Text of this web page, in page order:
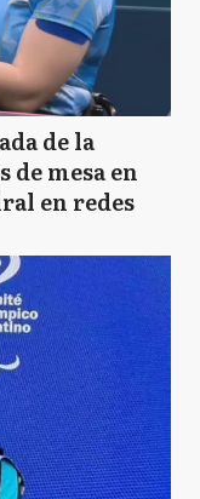
de la
de mesa en
en redes